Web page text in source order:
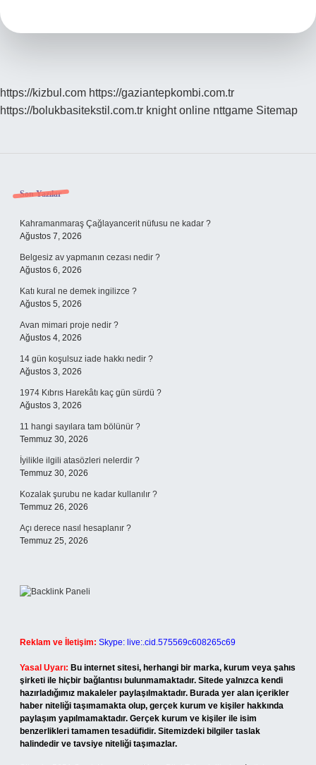
https://kizbul.com https://gaziantepkombi.com.tr
https://bolukbasitekstil.com.tr knight online nttgame Sitemap
Sidebar
Son Yazılar
Kahramanmaraş Çağlayancerit nüfusu ne kadar ?
Ağustos 7, 2026
Belgesiz av yapmanın cezası nedir ?
Ağustos 6, 2026
Katı kural ne demek ingilizce ?
Ağustos 5, 2026
Avan mimari proje nedir ?
Ağustos 4, 2026
14 gün koşulsuz iade hakkı nedir ?
Ağustos 3, 2026
1974 Kıbrıs Harekâtı kaç gün sürdü ?
Ağustos 3, 2026
11 hangi sayılara tam bölünür ?
Temmuz 30, 2026
İyilikle ilgili atasözleri nelerdir ?
Temmuz 30, 2026
Kozalak şurubu ne kadar kullanılır ?
Temmuz 26, 2026
Açı derece nasıl hesaplanır ?
Temmuz 25, 2026
Reklam ve İletişim: Skype: live:.cid.575569c608265c69
Yasal Uyarı: Bu internet sitesi, herhangi bir marka, kurum veya şahıs
şirketi ile hiçbir bağlantısı bulunmamaktadır. Sitede yalnızca kendi
hazırladığımız makaleler paylaşılmaktadır. Burada yer alan içerikler
haber niteliği taşımamakta olup, gerçek kurum ve kişiler hakkında
paylaşım yapılmamaktadır. Gerçek kurum ve kişiler ile isim
benzerlikleri tamamen tesadüfidir. Sitemizdeki bilgiler taslak
halindedir ve tavsiye niteliği taşımazlar.